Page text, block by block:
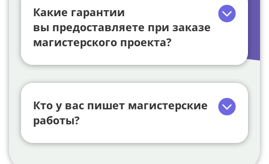
Какие гарантии
вы предоставляете при заказе
магистерского проекта?
Кто у вас пишет магистерские
работы?